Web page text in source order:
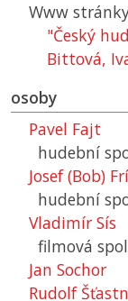
Www
"Český
Bittová,
osoby
Pavel Fajt
hudební
Josef (Bob)
hudební
Vladimír Sís
filmová
Jan Sochor
Rudolf